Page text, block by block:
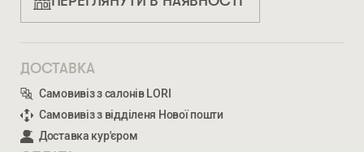
ДОСТАВКА
Самовивіз з салонів LORI
Самовивіз з відділеня Нової пошти
Доставка кур'єром